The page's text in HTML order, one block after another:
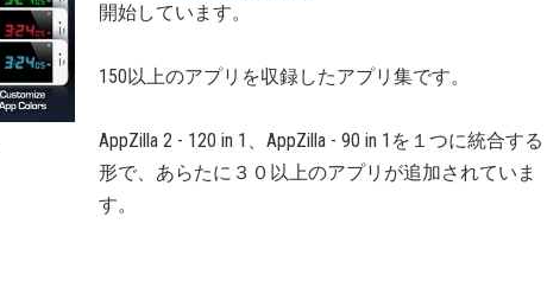
開始しています。
150以上のアプリを収録したアプリ集です。
AppZilla 2 - 120 in 1、AppZilla - 90 in 1を１つに統合する
形で、あらたに３０以上のアプリが追加されていま
す。